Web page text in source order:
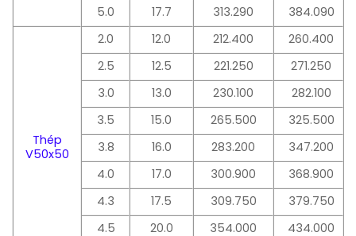
5.0 17.7 313.290 384.090
Thép
V50x50
2.0 12.0 212.400 260.400
2.5 12.5 221.250 271.250
3.0 13.0 230.100 282.100
3.5 15.0 265.500 325.500
3.8 16.0 283.200 347.200
4.0 17.0 300.900 368.900
4.3 17.5 309.750 379.750
4.5 20.0 354.000 434.000